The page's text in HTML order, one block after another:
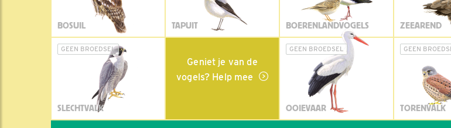
BOSUIL TAPUIT BOERENLANDVOGELS ZEEAREND
GEEN BROEDSEL
SLECHTVALK
Geniet je van de
vogels? Help mee
GEEN BROEDSEL
OOIEVAAR
GEEN
TORENVALK